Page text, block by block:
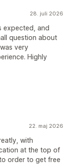
28. juli 2026
expected, and
question about
very
Highly
22. maj 2026
with
at the top of
order to get free